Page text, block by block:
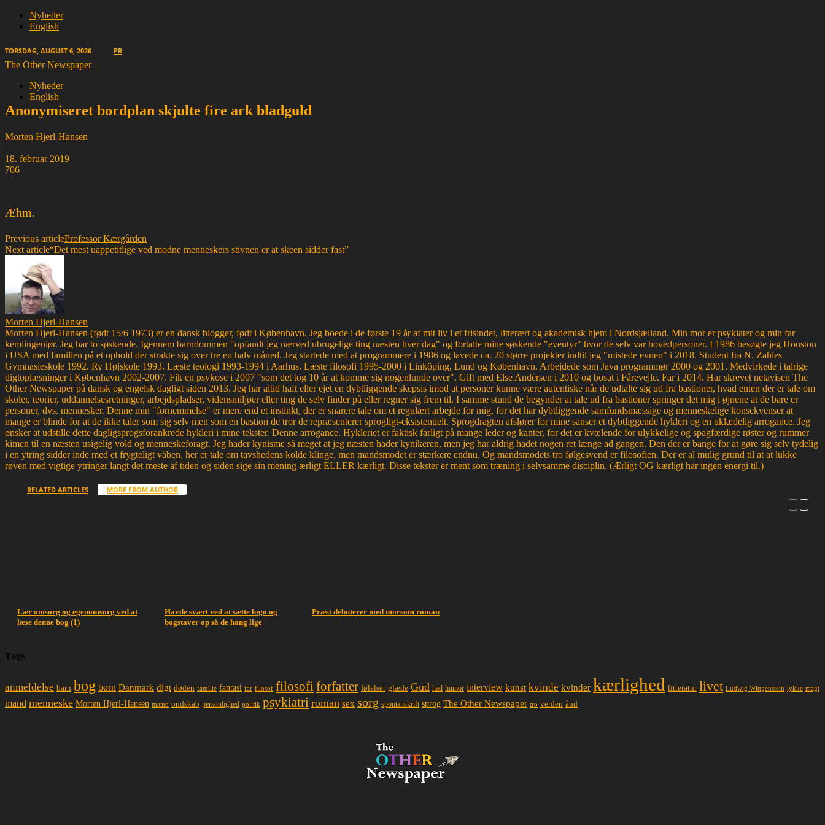
Nyheder
English
TORSDAG, AUGUST 6, 2026 PR
The Other Newspaper
Nyheder
English
Anonymiseret bordplan skjulte fire ark bladguld
Morten Hjerl-Hansen
-
18. februar 2019
706
Æhm.
Previous articleProfessor Kærgården
Next article“Det mest uappetitlige ved modne menneskers stivnen er at skeen sidder fast”
Morten Hjerl-Hansen
Morten Hjerl-Hansen (født 15/6 1973) er en dansk blogger, født i København. Jeg boede i de første 19 år af mit liv i et frisindet, litterært og akademisk hjem i Nordsjælland. Min mor er psykiater og min far
kemiingeniør. Jeg har to søskende. Igennem barndommen "opfandt jeg nærved ubrugelige ting næsten hver dag" og fortalte mine søskende "eventyr" hvor de selv var hovedpersoner. I 1986 besøgte jeg Houston
i USA med familien på et ophold der strakte sig over tre en halv måned. Jeg startede med at programmere i 1986 og lavede ca. 20 større projekter indtil jeg "mistede evnen" i 2018. Student fra N. Zahles
Gymnasieskole 1992. Ry Højskole 1993. Læste teologi 1993-1994 i Aarhus. Læste filosofi 1995-2000 i Linköping, Lund og København. Arbejdede som Java programmør 2000 og 2001. Medvirkede i talrige
digtoplæsninger i København 2002-2007. Fik en psykose i 2007 "som det tog 10 år at komme sig nogenlunde over". Gift med Else Andersen i 2010 og bosat i Fårevejle. Far i 2014. Har skrevet netavisen The
Other Newspaper på dansk og engelsk dagligt siden 2013. Jeg har altid haft eller ejet en dybtliggende skepsis imod at personer kunne være autentiske når de udtalte sig ud fra bastioner, hvad enten der er tale om
skoler, teorier, uddannelsesretninger, arbejdspladser, vidensmiljøer eller ting de selv finder på eller regner sig frem til. I samme stund de begynder at tale ud fra bastioner springer det mig i øjnene at de bare er
personer, dvs. mennesker. Denne min "fornemmelse" er mere end et instinkt, der er snarere tale om et regulært arbejde for mig, for det har dybtliggende samfundsmæssige og menneskelige konsekvenser at
mange er blinde for at de ikke taler som sig selv men som en bastion de tror de repræsenterer sprogligt-eksistentielt. Sprogdragten afslører for mine sanser et dybtliggende hykleri og en uklædelig arrogance. Jeg
ønsker at udstille dette dagligsprogsforankrede hykleri i mine tekster. Denne arrogance. Hykleriet er faktisk farligt på mange leder og kanter, for det er kvælende for ulykkelige og spagfærdige røster og rummer
kimen til en næsten usigelig vold og menneskeforagt. Jeg hader kynisme så meget at jeg næsten hader kynikeren, men jeg har aldrig hadet nogen ret længe ad gangen. Den der er bange for at gøre sig selv tydelig
i en ytring sidder inde med et frygteligt våben, her er tale om tavshedens kolde klinge, men mandsmodet er stærkere endnu. Og mandsmodets tro følgesvend er filosofien. Der er al mulig grund til at at lukke
røven med vigtige ytringer langt det meste af tiden og siden sige sin mening ærligt ELLER kærligt. Disse tekster er ment som træning i selvsamme disciplin. (Ærligt OG kærligt har ingen energi til.)
RELATED ARTICLES MORE FROM AUTHOR
Lær omsorg og egenomsorg ved at
læse denne bog (1)
Havde svært ved at sætte logo og
bogstaver op så de hang lige
Præst debuterer med morsom roman
Tags
anmeldelse barn bog børn Danmark digt døden familie fantasi far filosof filosofi forfatter følelser glæde Gud had humor interview kunst kvinde kvinder kærlighed litteratur livet Ludwig Wittgenstein lykke magt
mand menneske Morten Hjerl-Hansen mænd ondskab personlighed politik psykiatri roman sex sorg spontanskrift sprog The Other Newspaper tro verden ånd